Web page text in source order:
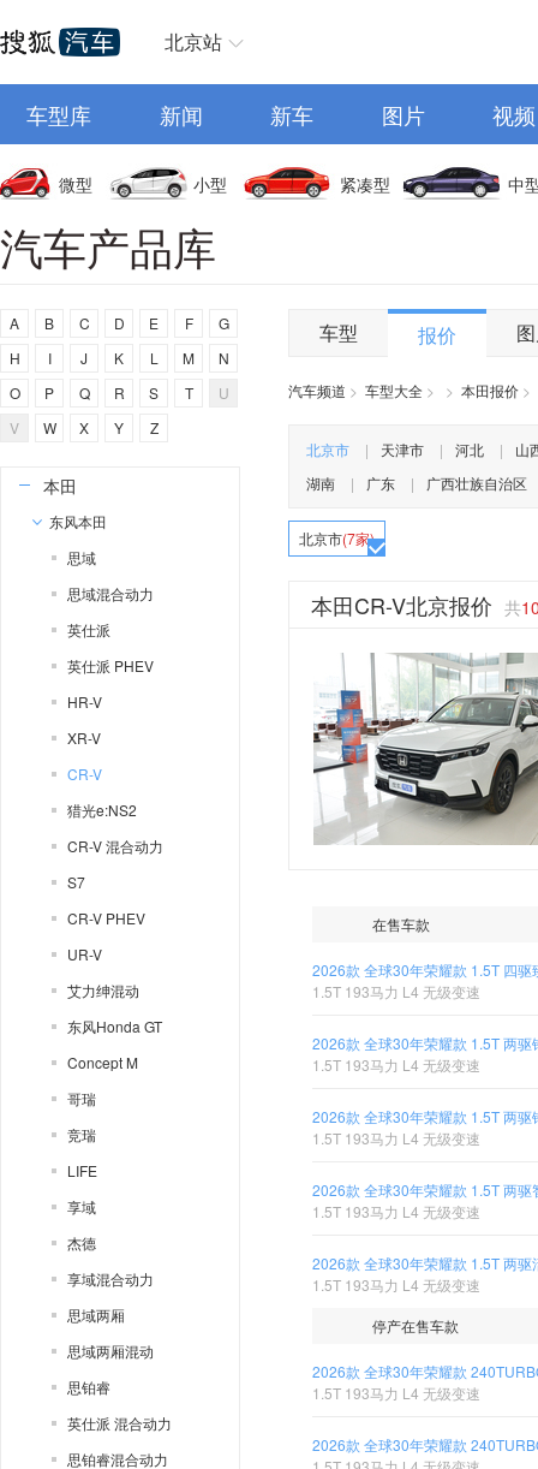
北京站
车型库 新闻 新车 图片 视频
微型 小型 紧凑型 中
汽车产品库
A B C D E F
G
H
I J K L M
N
O
P Q R S T
U
V
W X Y Z
AITO
阿维塔
奥迪AUDI
阿斯顿马丁
埃尚
B
本田
东风本田
思域
思域混合动力
英仕派
英仕派 PHEV
HR-V
XR-V
CR-V
猎光e:NS2
CR-V 混合动力
S7
CR-V PHEV
UR-V
艾力绅混动
东风Honda GT
Concept M
哥瑞
竞瑞
LIFE
享域
杰德
享域混合动力
思域两厢
思域两厢混动
思铂睿
英仕派 混合动力
思铂睿混合动力
车型 报价
汽车频道 > 车型大全 > > 本田报价 >
北京市 | 天津市 | 河北 |
山
湖南
| 广东 | 广西壮族自治区
北京市(7家)
本田CR-V北京报价 共
在售车款
2026款 全球30年荣耀款 1.5T 四驱
1.5T 193马力 L4 无级变速
2026款 全球30年荣耀款 1.5T 两驱
1.5T 193马力 L4 无级变速
2026款 全球30年荣耀款 1.5T 两驱
1.5T 193马力 L4 无级变速
2026款 全球30年荣耀款 1.5T 两驱
1.5T 193马力 L4 无级变速
2026款 全球30年荣耀款 1.5T 两驱
1.5T 193马力 L4 无级变速
停产在售车款
2026款 全球30年荣耀款
1.5T 193马力 L4 无级变速
2026款 全球30年荣耀款